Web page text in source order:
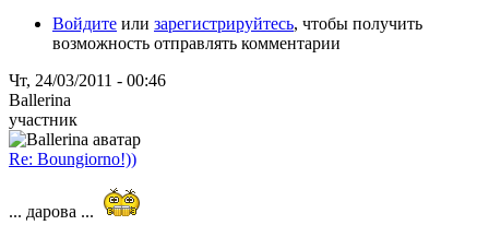
Войдите или зарегистрируйтесь, чтобы получить
возможность отправлять комментарии
Чт, 24/03/2011 - 00:46
Ballerina
участник
Re: Boungiorno!))
... дарова ...